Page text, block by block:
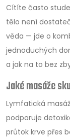
Cítíte často
tělo není
věda — jde o
jednoduchých
a jak na to bez
Jaké masáže
Lymfatická
podporuje
průtok krve přes